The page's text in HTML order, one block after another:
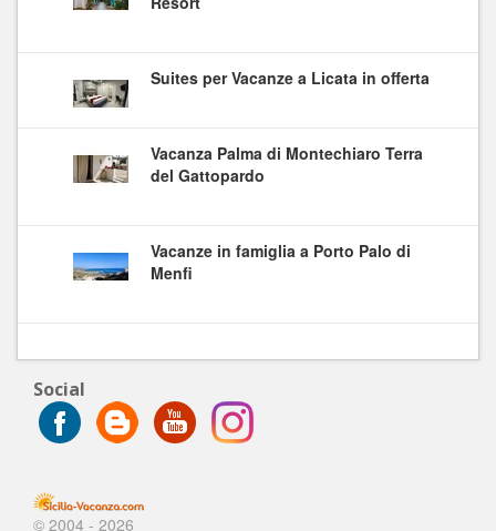
Suites per Vacanze a Licata in offerta
Vacanza Palma di Montechiaro Terra
del Gattopardo
Vacanze in famiglia a Porto Palo di
Menfi
Social
© 2004 - 2026